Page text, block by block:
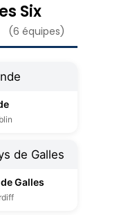
Six
(6 équipes)
Galles